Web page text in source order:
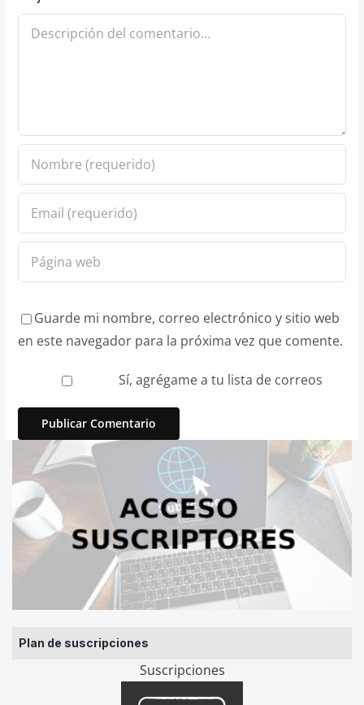
Plan de suscripciones
Suscripciones
Comentario
Guarde mi nombre, correo electrónico y sitio web
en este navegador para la próxima vez que comente.
Sí, agrégame a tu lista de correos